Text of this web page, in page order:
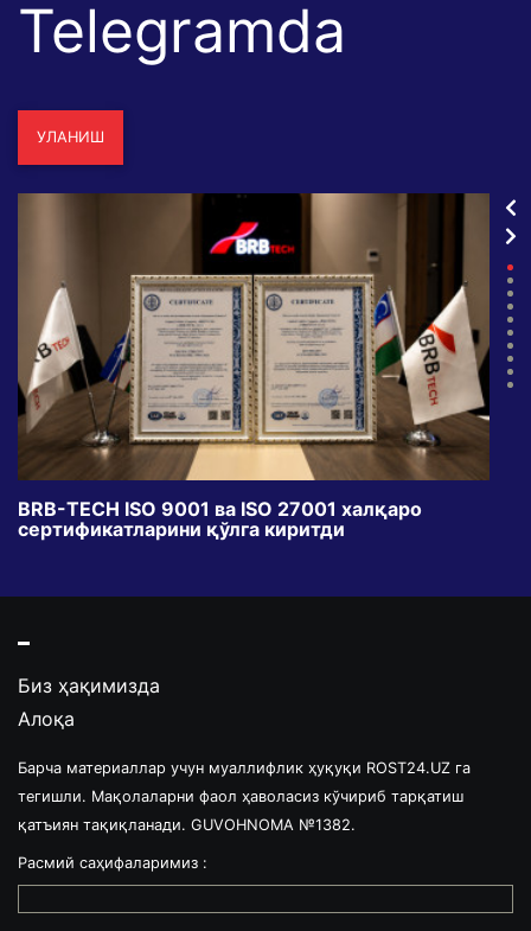
Telegramda
УЛАНИШ
BRB-TECH ISO 9001 ва ISO 27001 халқаро
сертификатларини қўлга киритди
Биз ҳақимизда
Алоқа
Барча материаллар учун муаллифлик ҳуқуқи ROST24.UZ га
тегишли. Мақолаларни фаол ҳаволасиз кўчириб тарқатиш
қатъиян тақиқланади. GUVOHNOMA №1382.
Расмий саҳифаларимиз :